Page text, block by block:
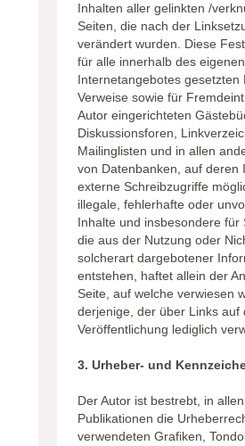
Inhalten aller gelinkten /
Seiten, die nach der
verändert wurden. Diese
für alle innerhalb des eigenen
Internetangebotes gesetzten
Verweise sowie für
Autor eingerichteten
Diskussionsforen,
Mailinglisten und in allen
von Datenbanken, auf deren
externe Schreibzugriffe
illegale, fehlerhafte oder
Inhalte und insbesondere für
die aus der Nutzung oder
solcherart dargebotener
entstehen, haftet allein der
Seite, auf welche verwiesen
derjenige, der über Links auf
Veröffentlichung lediglich
3. Urheber- und
Der Autor ist bestrebt, in allen
Publikationen die
verwendeten Grafiken,